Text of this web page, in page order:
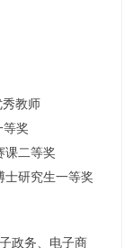
教师
等奖
课二等奖
士研究生一等奖
政务、电子商